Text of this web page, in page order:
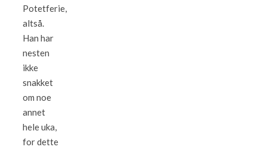
Potetferie,
altså.
Han har
nesten
ikke
snakket
om noe
annet
hele uka,
for dette